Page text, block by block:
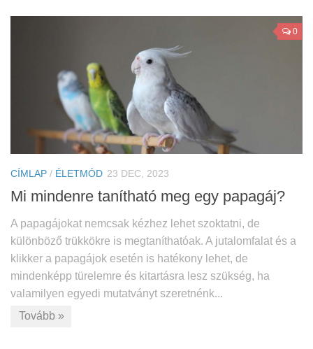
0
CÍMLAP / ÉLETMÓD 23 DEC, 2023
Mi mindenre tanítható meg egy papagáj?
A papagájokat nemcsak kézhez lehet szoktatni, de
különböző trükkökre is megtaníthatóak. A jutalomfalat és a
klikker a papagájok esetén is hatékony lehet, de
mindenképp türelemre és kitartásra lesz szükség, ha
valamilyen egyedi mutatványt szeretnénk...
Tovább »